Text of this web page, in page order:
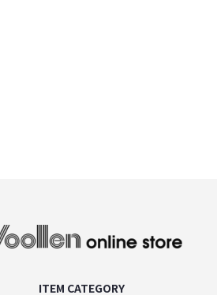
ITEM CATEGORY